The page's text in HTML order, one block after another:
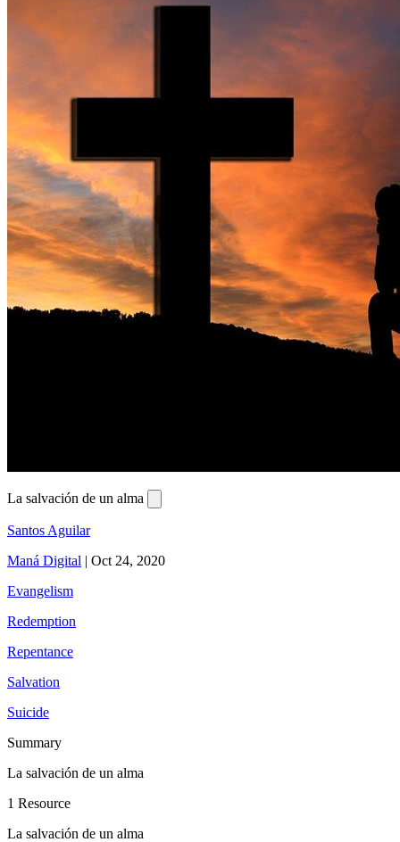
La salvación de un alma
Santos Aguilar
Maná Digital | Oct 24, 2020
Evangelism
Redemption
Repentance
Salvation
Suicide
Summary
La salvación de un alma
1 Resource
La salvación de un alma